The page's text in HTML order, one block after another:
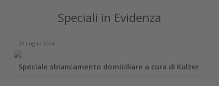
Speciali in Evidenza
20 Luglio 2026
Speciale sbiancamento domiciliare a cura di Kulzer